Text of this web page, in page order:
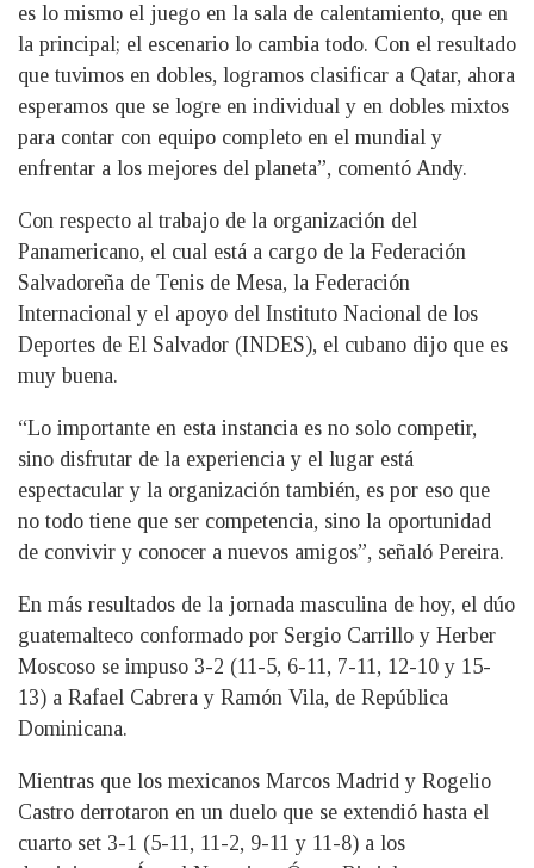
es lo mismo el juego en la sala de calentamiento, que en
la principal; el escenario lo cambia todo. Con el resultado
que tuvimos en dobles, logramos clasificar a Qatar, ahora
esperamos que se logre en individual y en dobles mixtos
para contar con equipo completo en el mundial y
enfrentar a los mejores del planeta”, comentó Andy.
Con respecto al trabajo de la organización del
Panamericano, el cual está a cargo de la Federación
Salvadoreña de Tenis de Mesa, la Federación
Internacional y el apoyo del Instituto Nacional de los
Deportes de El Salvador (INDES), el cubano dijo que es
muy buena.
“Lo importante en esta instancia es no solo competir,
sino disfrutar de la experiencia y el lugar está
espectacular y la organización también, es por eso que
no todo tiene que ser competencia, sino la oportunidad
de convivir y conocer a nuevos amigos”, señaló Pereira.
En más resultados de la jornada masculina de hoy, el dúo
guatemalteco conformado por Sergio Carrillo y Herber
Moscoso se impuso 3-2 (11-5, 6-11, 7-11, 12-10 y 15-
13) a Rafael Cabrera y Ramón Vila, de República
Dominicana.
Mientras que los mexicanos Marcos Madrid y Rogelio
Castro derrotaron en un duelo que se extendió hasta el
cuarto set 3-1 (5-11, 11-2, 9-11 y 11-8) a los